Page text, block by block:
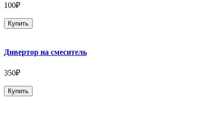
100₽
Купить
Дивертор на смеситель
350₽
Купить